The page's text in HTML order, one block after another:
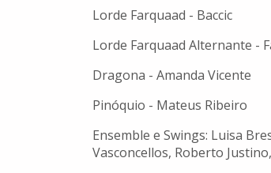
Lorde Farquaad - Baccic
Lorde Farquaad Alternante -
Dragona - Amanda Vicente
Pinóquio - Mateus Ribeiro
Ensemble e Swings: Luisa
Vasconcellos, Roberto